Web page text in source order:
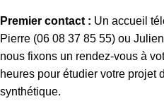
Premier contact : Un accueil
Pierre (06 08 37 85 55) ou
nous fixons un rendez-vous à
heures pour étudier votre projet
synthétique.